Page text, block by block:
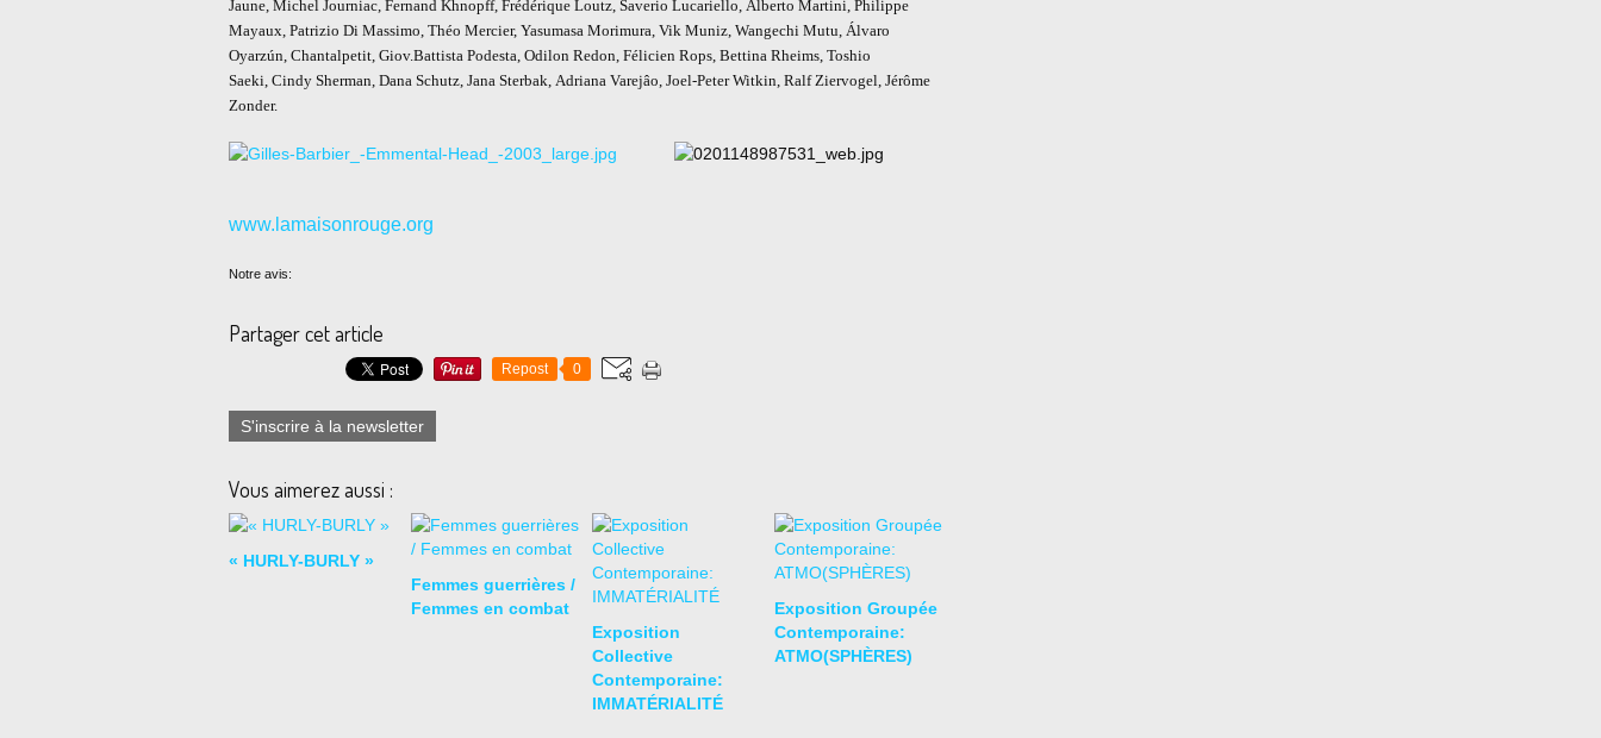
Jaune, Michel Journiac, Fernand Khnopff, Frédérique Loutz, Saverio Lucariello, Alberto Martini, Philippe
Mayaux, Patrizio Di Massimo, Théo Mercier, Yasumasa Morimura, Vik Muniz, Wangechi Mutu, Álvaro
Oyarzún, Chantalpetit, Giov.Battista Podesta, Odilon Redon, Félicien Rops, Bettina Rheims, Toshio
Saeki, Cindy Sherman, Dana Schutz, Jana Sterbak, Adriana Varejâo, Joel-Peter Witkin, Ralf Ziervogel, Jérôme
Zonder.
www.lamaisonrouge.org
Notre avis:
Partager cet article
Repost 0
S'inscrire à la newsletter
Vous aimerez aussi :
« HURLY-BURLY »
Femmes guerrières /
Femmes en combat
Exposition
Collective
Contemporaine:
IMMATÉRIALITÉ
Exposition Groupée
Contemporaine:
ATMO(SPHÈRES)